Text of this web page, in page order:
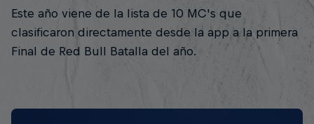
Este año viene de la lista de 10 MC's que
clasificaron directamente desde la app a la primera
Final de Red Bull Batalla del año.